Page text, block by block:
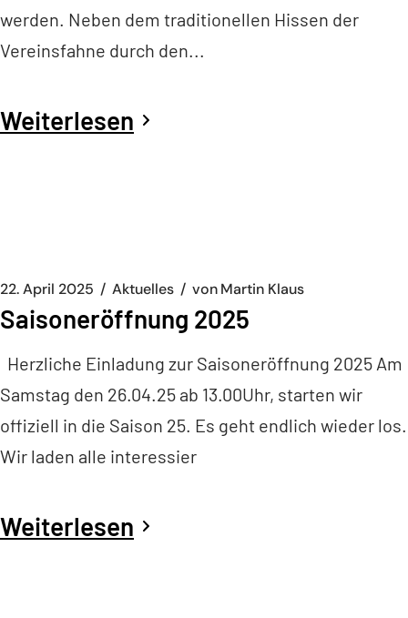
werden. Neben dem traditionellen Hissen der
Vereinsfahne durch den...
Weiterlesen
22. April 2025 Aktuelles vonMartin Klaus
Saisoneröffnung 2025
Herzliche Einladung zur Saisoneröffnung 2025 Am
Samstag den 26.04.25 ab 13.00Uhr, starten wir
offiziell in die Saison 25. Es geht endlich wieder los.
Wir laden alle interessier
Weiterlesen